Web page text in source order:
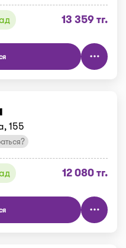
13 359 тг.
155
12 080 тг.